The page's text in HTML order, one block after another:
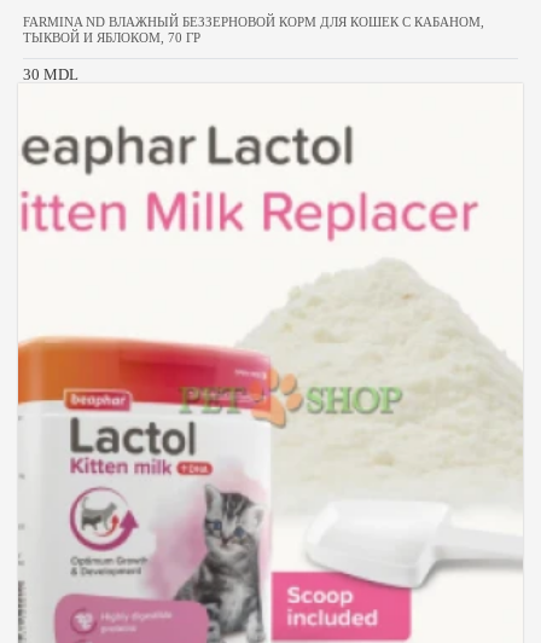
FARMINA ND ВЛАЖНЫЙ БЕЗЗЕРНОВОЙ КОРМ ДЛЯ КОШЕК С КАБАНОМ,
ТЫКВОЙ И ЯБЛОКОМ, 70 ГР
30 MDL